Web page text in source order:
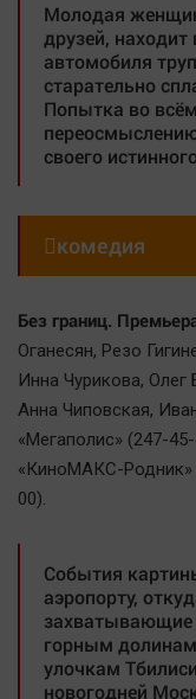
Молодая
друзей,
автомобиля
старательно
Попытка во
своего
комедия
Без границ.
Оганесян, Резо
Инна Чурикова,
Анна Чиповская,
«Мегаполис» (247-
«КиноМАКС-Родник»
00).
События
аэропорту,
горным
улочкам
новогодней